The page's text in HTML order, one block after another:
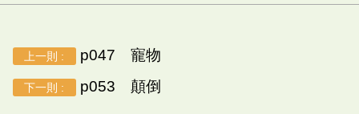
上一則 : p047 寵物
下一則 : p053 顛倒